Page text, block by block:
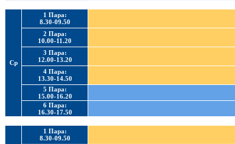
Ср
1 Пара:
8.30-09.50
2 Пара:
10.00-11.20
3 Пара:
12.00-13.20
4 Пара:
13.30-14.50
5 Пара:
15.00-16.20
6 Пара:
16.30-17.50
1 Пара:
8.30-09.50